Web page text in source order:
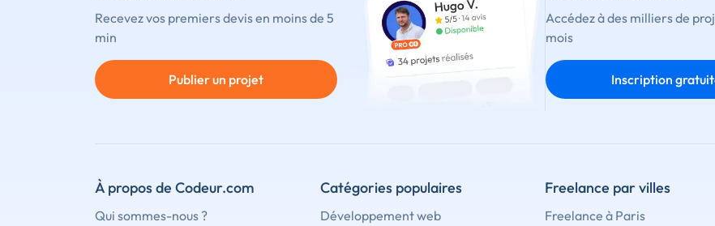
Recevez vos premiers devis en moins de 5
min
Publier un projet
Accédez à des milliers de
mois
Inscription
À propos de Codeur.com
Qui sommes-nous ?
Catégories populaires
Développement web
Freelance par villes
Freelance à Paris